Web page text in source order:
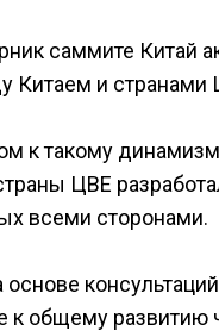
саммите Китай
Китаем и
к такому
ЦВЕ
всеми сторонами.
к общему развитию